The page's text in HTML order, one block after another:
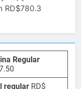
RD$780.3
Regular
regular RD$